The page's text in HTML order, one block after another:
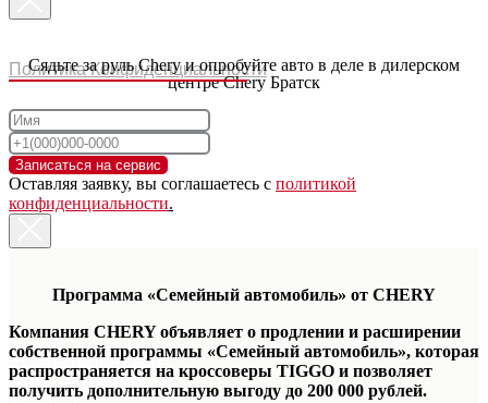
Политика Конфиденциальности
Модельный ряд
Авто в наличии
Сядьте за руль Chery и опробуйте авто в деле в дилерском
центре Chery Братск
Записаться на сервис
Оставляя заявку, вы соглашаетесь с политикой
конфиденциальности.
Программа «Семейный автомобиль» от CHERY
Компания CHERY объявляет о продлении и расширении
собственной программы «Семейный автомобиль», которая
распространяется на кроссоверы TIGGO и позволяет
получить дополнительную выгоду до 200 000 рублей.